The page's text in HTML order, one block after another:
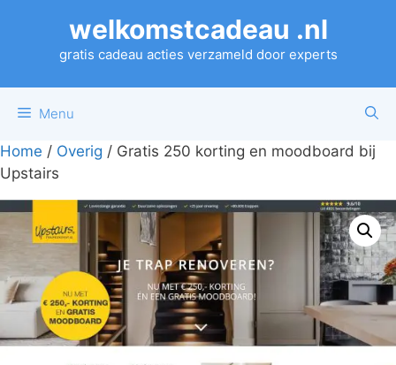
welkomstcadeau .nl
gratis cadeau acties verzameld door experts
Menu
Home / Overig / Gratis 250 korting en moodboard bij
Upstairs